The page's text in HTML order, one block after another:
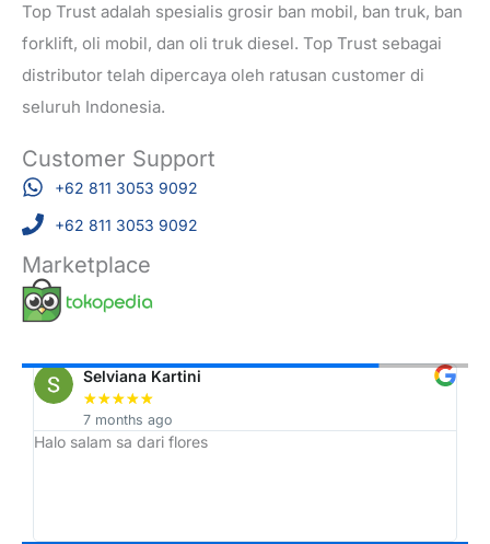
Top Trust adalah spesialis grosir ban mobil, ban truk, ban
forklift, oli mobil, dan oli truk diesel. Top Trust sebagai
distributor telah dipercaya oleh ratusan customer di
seluruh Indonesia.
Customer Support
+62 811 3053 9092
+62 811 3053 9092
Marketplace
Selviana Kartini
★★★★★
7 months ago
Halo salam sa dari flores